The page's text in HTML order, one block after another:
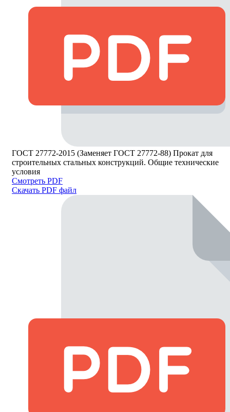
ГОСТ 27772-2015 (Заменяет ГОСТ 27772-88) Прокат для
строительных стальных конструкций. Общие технические
условия
Смотреть PDF
Скачать PDF файл